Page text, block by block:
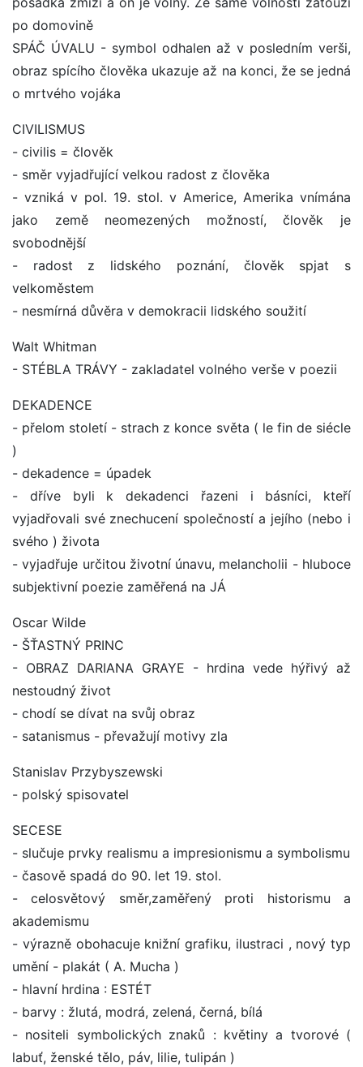
po domovině
SPÁČ ÚVALU - symbol odhalen až v posledním verši,
obraz spícího člověka ukazuje až na konci, že se jedná
o mrtvého vojáka
CIVILISMUS
- civilis = člověk
- směr vyjadřující velkou radost z člověka
- vzniká v pol. 19. stol. v Americe, Amerika vnímána
jako země neomezených možností, člověk je
svobodnější
- radost z lidského poznání, člověk spjat s
velkoměstem
- nesmírná důvěra v demokracii lidského soužití
Walt Whitman
- STÉBLA TRÁVY - zakladatel volného verše v poezii
DEKADENCE
- přelom století - strach z konce světa ( le fin de siécle
)
- dekadence = úpadek
- dříve byli k dekadenci řazeni i básníci, kteří
vyjadřovali své znechucení společností a jejího (nebo i
svého ) života
- vyjadřuje určitou životní únavu, melancholii - hluboce
subjektivní poezie zaměřená na JÁ
Oscar Wilde
- ŠŤASTNÝ PRINC
- OBRAZ DARIANA GRAYE - hrdina vede hýřivý až
nestoudný život
- chodí se dívat na svůj obraz
- satanismus - převažují motivy zla
Stanislav Przybyszewski
- polský spisovatel
SECESE
- slučuje prvky realismu a impresionismu a symbolismu
- časově spadá do 90. let 19. stol.
- celosvětový směr,zaměřený proti historismu a
akademismu
- výrazně obohacuje knižní grafiku, ilustraci , nový typ
umění - plakát ( A. Mucha )
- hlavní hrdina : ESTÉT
- barvy : žlutá, modrá, zelená, černá, bílá
- nositeli symbolických znaků : květiny a tvorové (
labuť, ženské tělo, páv, lilie, tulipán )